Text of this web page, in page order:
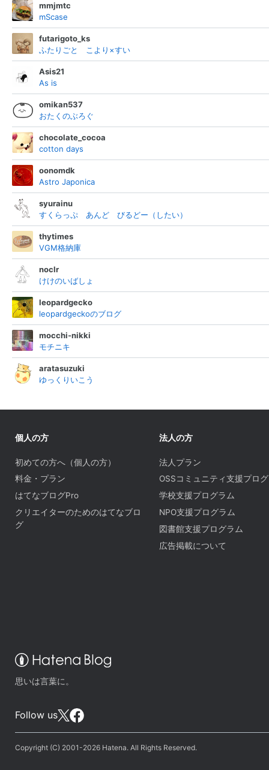
mmjmtc
mScase
futarigoto_ks
ふたりごと こより×すい
Asis21
As is
omikan537
おたくのぶろぐ
chocolate_cocoa
cotton days
oonomdk
Astro Japonica
syurainu
すくらっぷ あんど びるどー（したい）
thytimes
VGM格納庫
noclr
けけのいばしょ
leopardgecko
leopardgeckoのブログ
mocchi-nikki
モチニキ
aratasuzuki
ゆっくりいこう
思いは言葉に。
Follow us
個人の方
初めての方へ（個人の方）
料金・プラン
はてなブログPro
クリエイターのためのはてなブロ
グ
法人の方
法人プラン
OSSコミュニティ支援プロ
学校支援プログラム
NPO支援プログラム
図書館支援プログラム
広告掲載について
Copyright (C) 2001-2026 Hatena. All Rights Reserved.